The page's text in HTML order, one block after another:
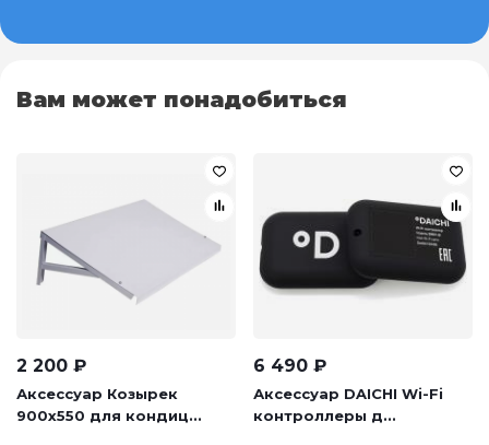
Вам может понадобиться
2 200 ₽
Аксессуар Козырек
900х550 для кондиц...
6 490 ₽
Аксессуар DAICHI Wi-Fi
контроллеры д...